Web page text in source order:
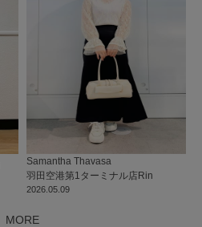
2026.05.09
Samantha Thavasa
羽田空港第1ターミナル店Rin
MORE